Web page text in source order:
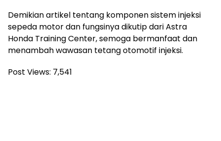
Demikian artikel tentang komponen sistem injeksi
sepeda motor dan fungsinya dikutip dari Astra
Honda Training Center, semoga bermanfaat dan
menambah wawasan tetang otomotif injeksi.
Post Views: 7,541